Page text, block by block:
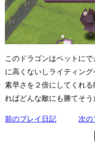
このドラゴンはペットに
に高くないしライティング
素早さを２倍にしてくれ
ればどんな敵にも勝てそう
前のプレイ日記 次の